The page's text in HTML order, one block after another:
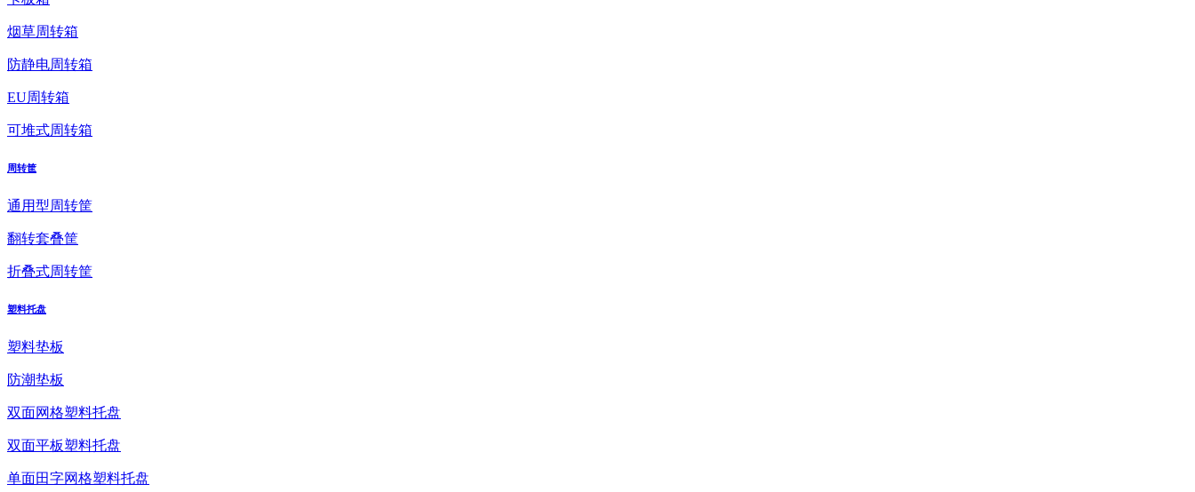
烟草周转箱
防静电周转箱
EU周转箱
可堆式周转箱
周转筐
通用型周转筐
翻转套叠筐
折叠式周转筐
塑料托盘
塑料垫板
防潮垫板
双面网格塑料托盘
双面平板塑料托盘
单面田字网格塑料托盘